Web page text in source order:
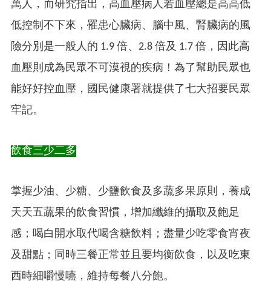
萬人，而研究指出，高血壓病人若血壓總是高高低
低控制不下來，罹患心臟病、腦中風、腎臟病的風
險分別是一般人的 1.9 倍、2.8 倍及 1.7 倍，因此高
血壓則成為民眾不可漠視的疾病！為了幫助民眾也
能好好控血壓，國民健康署就提供了七大招要民眾
牢記。
飲食三少二多
掌握少油、少糖、少鹽飲食及多蔬多果原則，養成
天天五蔬果的飲食習慣，增加纖維的攝取及飽足
感；喝白開水取代喝含糖飲料；盡量少吃零食宵夜
及甜點；同時三餐正常並且要均衡飲食，以及吃東
西時細嚼慢嚥，維持每餐八分飽。